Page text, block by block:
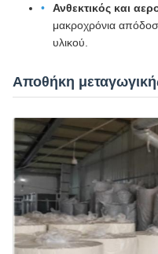
Ανθεκτικός και
μακροχρόνια
υλικού.
Αποθήκη